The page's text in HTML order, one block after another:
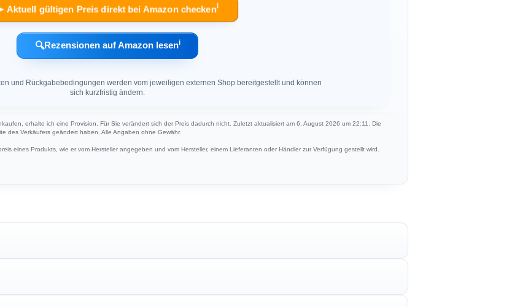
Aktuell gültigen Preis direkt bei Amazon checkenℹ︎
🔍Rezensionen auf Amazon lesenℹ︎
und Rückgabebedingungen werden vom jeweiligen externen Shop bereitgestellt und können
sich kurzfristig ändern.
erhalte ich eine Provision. Für Sie verändert sich der Preis dadurch nicht. Zuletzt aktualisiert am 6. August 2026 um 22:11. Die
des Verkäufers geändert haben. Alle Angaben ohne Gewähr.
eines Produkts, wie er vom Hersteller angegeben und vom Hersteller, einem Lieferanten oder Händler zur Verfügung gestellt wird.